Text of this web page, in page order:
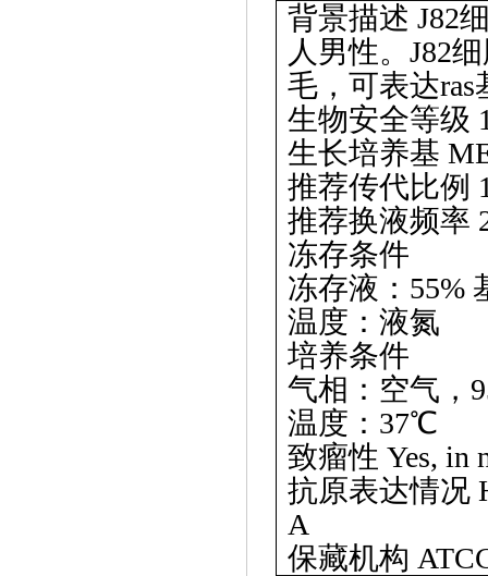
背景描述 J82
人男性。J82
毛，可表达ras
生物安全等级
生长培养基
推荐传代比例
推荐换液频率
冻存条件
冻存液： 55%
温度：液氮
培养条件
气相：空气，
温度： 37℃
致瘤性 Yes, in
抗原表达情况
A
保藏机构